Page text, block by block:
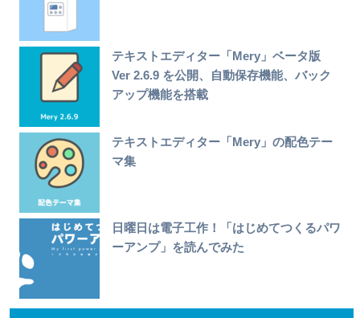
テキストエディター「Mery」ベータ版
Ver 2.6.9 を公開、自動保存機能、バック
アップ機能を搭載
テキストエディター「Mery」の配色テー
マ集
日曜日は電子工作！「はじめてつくるパワ
ーアンプ」を読んでみた